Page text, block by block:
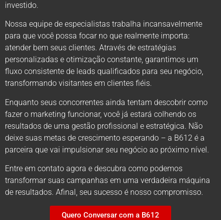
investido.
Nossa equipe de especialistas trabalha incansavelmente
para que você possa focar no que realmente importa:
atender bem seus clientes. Através de estratégias
personalizadas e otimização constante, garantimos um
fluxo consistente de leads qualificados para seu negócio,
transformando visitantes em clientes fiéis.
Enquanto seus concorrentes ainda tentam descobrir como
fazer o marketing funcionar, você já estará colhendo os
resultados de uma gestão profissional e estratégica. Não
deixe suas metas de crescimento esperando – a B612 é a
parceira que vai impulsionar seu negócio ao próximo nível.
Entre em contato agora e descubra como podemos
transformar suas campanhas em uma verdadeira máquina
de resultados. Afinal, seu sucesso é nosso compromisso.
Quero Conversar com a B612